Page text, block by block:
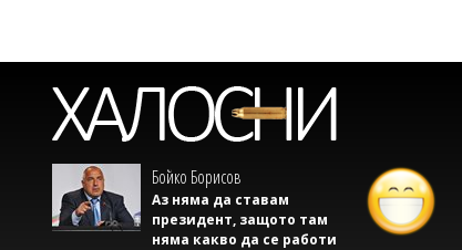
Бойко Борисов
Аз няма да ставам
президент, защото там
няма какво да се работи